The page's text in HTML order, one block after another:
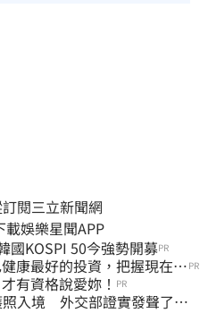
閱三立新聞網
動態 即刻下載娛樂星聞APP
國KOSPI 50今強勢開募PR
康最好的投資，把握現在不 PR
有資格說愛妳！ PR
照入境 外交部證實發聲了：